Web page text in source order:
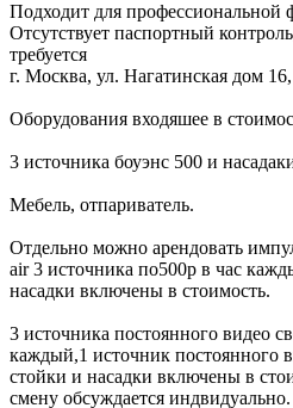
Подходит для профессиональной
Отсутствует паспортный
требуется
г. Москва, ул. Нагатинская дом
Оборудования входяшее в
3 источника боуэнс 500 и
Мебель, отпариватель.
Отдельно можно арендовать
air 3 источника по500р в час
насадки включены в стоимость.
3 источника постоянного видео
каждый,1 источник постоянного
стойки и насадки включены в
смену обсуждается индвидуально.